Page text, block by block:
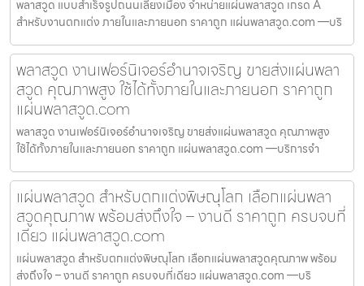
พลาสวูด แบบสำเร็จรูปถนนเลี่ยงเมือง จำหน่ายแผ่นพลาสวูด เกรด A
สำหรับงานตกแต่ง ภายในและภายนอก ราคาถูก แผ่นพลาสวูด.com —บริ
พลาสวูด งานเฟอร์นิเจอร์อำนาจเจริญ ขายส่งแผ่นพลา
สวูด คุณภาพสูง ใช้ได้ทั้งภายในและภายนอก ราคาถูก
แผ่นพลาสวูด.com
พลาสวูด งานเฟอร์นิเจอร์อำนาจเจริญ ขายส่งแผ่นพลาสวูด คุณภาพสูง
ใช้ได้ทั้งภายในและภายนอก ราคาถูก แผ่นพลาสวูด.com —บริการจำ
แผ่นพลาสวูด สำหรับตกแต่งพิษณุโลก เลือกแผ่นพลา
สวูดคุณภาพ พร้อมส่งถึงใจ – งานดี ราคาถูก ครบจบที่
เดียว แผ่นพลาสวูด.com
แผ่นพลาสวูด สำหรับตกแต่งพิษณุโลก เลือกแผ่นพลาสวูดคุณภาพ พร้อม
ส่งถึงใจ – งานดี ราคาถูก ครบจบที่เดียว แผ่นพลาสวูด.com —บริ